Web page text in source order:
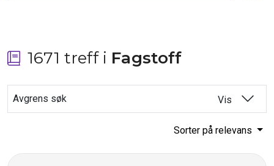
1671 treff i Fagstoff
Avgrens søk Vis
Sorter på relevans